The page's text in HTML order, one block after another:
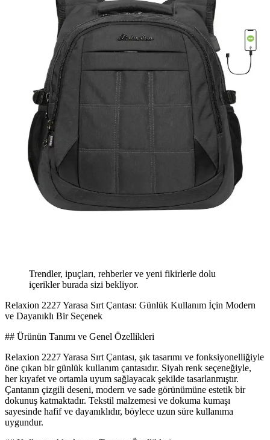
Trendler, ipuçları, rehberler ve yeni fikirlerle dolu
içerikler burada sizi bekliyor.
Relaxion 2227 Yarasa Sırt Çantası: Günlük Kullanım İçin Modern
ve Dayanıklı Bir Seçenek
## Ürünün Tanımı ve Genel Özellikleri
Relaxion 2227 Yarasa Sırt Çantası, şık tasarımı ve fonksiyonelliğiyle
öne çıkan bir günlük kullanım çantasıdır. Siyah renk seçeneğiyle,
her kıyafet ve ortamla uyum sağlayacak şekilde tasarlanmıştır.
Çantanın çizgili deseni, modern ve sade görünümüne estetik bir
dokunuş katmaktadır. Tekstil malzemesi ve dokuma kumaşı
sayesinde hafif ve dayanıklıdır, böylece uzun süre kullanıma
uygundur.